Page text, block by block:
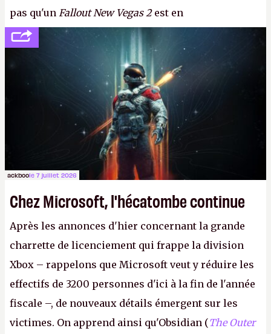
pas qu'un Fallout New Vegas 2est en
développement (pour ce que l'on sait, ils bossent
peut-être sur
Fallout Football ou
Fallout vs. Les
Lapins Crétins) et l'Obsidian d'aujourd'hui n'est plus
le même studio qu'il y a 15 ans. Mais bon, OK, on
peut commencer à fantasmer.A.
ackboole 7 juillet 2026
Chez Microsoft, l'hécatombe continue
Après les annonces d'hier concernant la grande
charrette de licenciement qui frappe la division
Xbox – rappelons que Microsoft veut y réduire les
effectifs de 3200 personnes d'ici à la fin de l'année
fiscale –, de nouveaux détails émergent sur les
victimes. On apprend ainsi qu'Obsidian (The Outer